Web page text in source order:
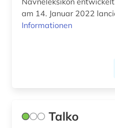
am 14. Januar 2022
Informationen
Talko